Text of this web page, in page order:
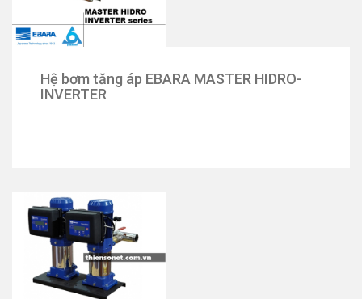
Hệ bơm tăng áp EBARA MASTER HIDRO-
INVERTER